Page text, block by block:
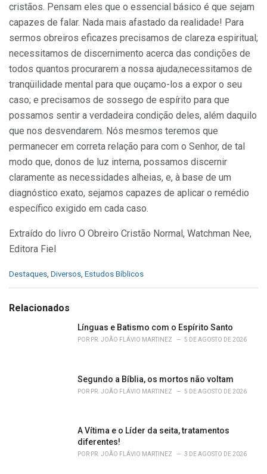
cristãos. Pensam eles que o essencial básico é que sejam
capazes de falar. Nada mais afastado da rea­lidade! Para
sermos obreiros eficazes precisamos de clareza espiritual;
necessitamos de discernimento acerca das condições de
todos quantos procurarem a nossa ajuda;necessitamos de
tranqüilidade mental para que ouçamo-los a expor o seu
caso; e precisamos de sossego de espírito para que
possamos sentir a verda­deira condição deles, além daquilo
que nos desvendarem. Nós mesmos teremos que
permanecer em correta relação para com o Senhor, de tal
modo que, donos de luz interna, possamos discernir
claramente as necessidades alheias, e, à base de um
diagnóstico exato, sejamos capazes de aplicar o remédio
específico exigido em cada caso.
Extraído do livro O Obreiro Cristão Normal, Watchman Nee,
Editora Fiel
C
e
Destaques Diversos Estudos Bíblicos
Relacionados
Línguas e Batismo com o Espírito Santo
POR PR. JOÃO FLÁVIO MARTINEZ 5 DE AGOSTO DE 2026
Segundo a Bíblia, os mortos não voltam
POR PR. JOÃO FLÁVIO MARTINEZ 5 DE AGOSTO DE 2026
A Vítima e o Líder da seita, tratamentos
diferentes!
POR PR. JOÃO FLÁVIO MARTINEZ 3 DE AGOSTO DE 2026